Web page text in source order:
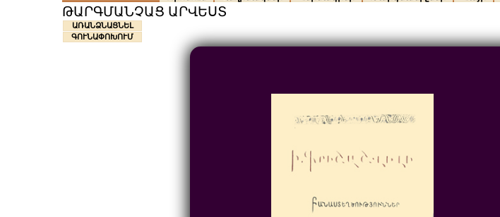
ԹԱՐԳՄԱՆՉԱՑ ԱՐՎԵՍՏ
ԱՌԱՆՁՆԱՑՆԵԼ
ԳՈՒՆԱՓՈԽՈՒՄ